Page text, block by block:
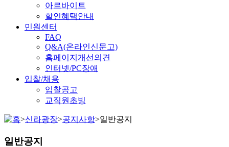
아르바이트
할인혜택안내
민원센터
FAQ
Q&A(온라인신문고)
홈페이지개선의견
인터넷/PC장애
입찰/채용
입찰공고
교직원초빙
>신라광장>공지사항>일반공지
일반공지